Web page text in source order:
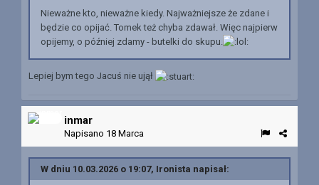
Nieważne kto, nieważne kiedy. Najważniejsze że zdane i
będzie co opijać. Tomek też chyba zdawał. Więc najpierw
opijemy, o później zdamy - butelki do skupu.
Lepiej bym tego Jacuś nie ujął
inmar
Napisano 18 Marca
W dniu 10.03.2026 o 19:07, Ironista napisał: